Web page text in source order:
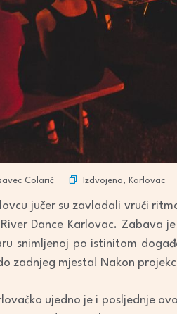
Colarić Izdvojeno, Karlovac
jučer su zavladali vrući
Dance Karlovac.
snimljenoj po istinitom
zadnjeg mjesta! Nakon
ujedno je i posljednje